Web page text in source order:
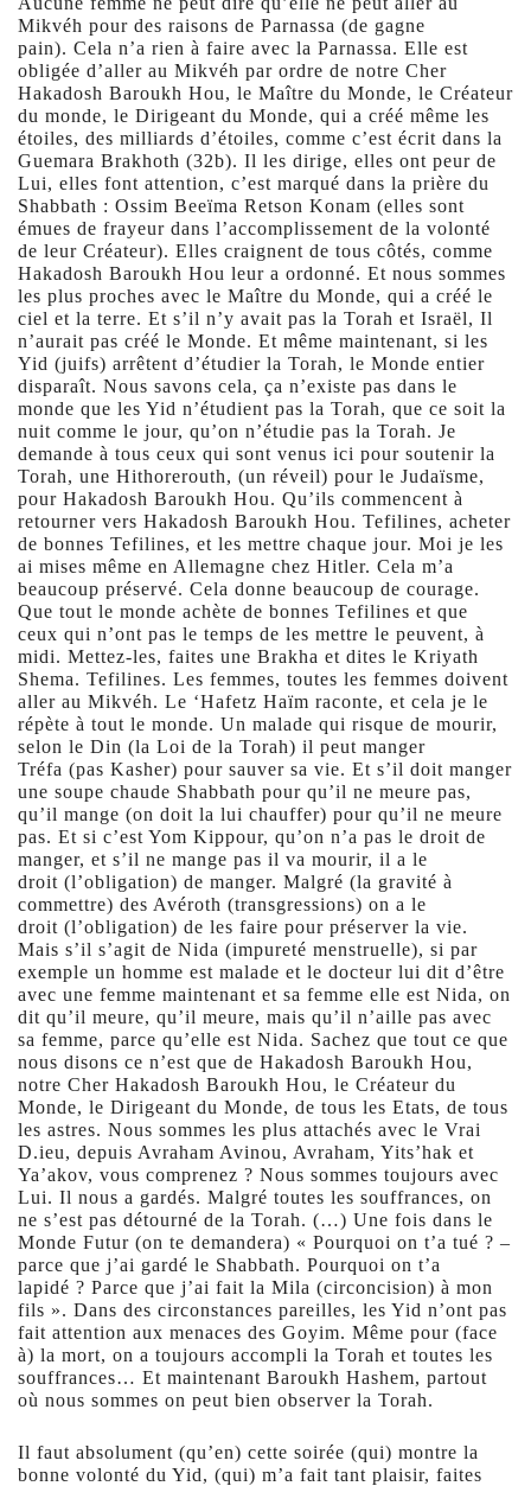
Mikvéh pour des raisons de Parnassa (de gagne
pain). Cela n’a rien à faire avec la Parnassa. Elle est
obligée d’aller au Mikvéh par ordre de notre Cher
Hakadosh Baroukh Hou, le Maître du Monde, le Créateur
du monde, le Dirigeant du Monde, qui a créé même les
étoiles, des milliards d’étoiles, comme c’est écrit dans la
Guemara Brakhoth (32b). Il les dirige, elles ont peur de
Lui, elles font attention, c’est marqué dans la prière du
Shabbath : Ossim Beeïma Retson Konam (elles sont
émues de frayeur dans l’accomplissement de la volonté
de leur Créateur). Elles craignent de tous côtés, comme
Hakadosh Baroukh Hou leur a ordonné. Et nous sommes
les plus proches avec le Maître du Monde, qui a créé le
ciel et la terre. Et s’il n’y avait pas la Torah et Israël, Il
n’aurait pas créé le Monde. Et même maintenant, si les
Yid (juifs) arrêtent d’étudier la Torah, le Monde entier
disparaît. Nous savons cela, ça n’existe pas dans le
monde que les Yid n’étudient pas la Torah, que ce soit la
nuit comme le jour, qu’on n’étudie pas la Torah. Je
demande à tous ceux qui sont venus ici pour soutenir la
Torah, une Hithorerouth, (un réveil) pour le Judaïsme,
pour Hakadosh Baroukh Hou. Qu’ils commencent à
retourner vers Hakadosh Baroukh Hou. Tefilines, acheter
de bonnes Tefilines, et les mettre chaque jour. Moi je les
ai mises même en Allemagne chez Hitler. Cela m’a
beaucoup préservé. Cela donne beaucoup de courage.
Que tout le monde achète de bonnes Tefilines et que
ceux qui n’ont pas le temps de les mettre le peuvent, à
midi. Mettez-les, faites une Brakha et dites le Kriyath
Shema. Tefilines. Les femmes, toutes les femmes doivent
aller au Mikvéh. Le ‘Hafetz Haïm raconte, et cela je le
répète à tout le monde. Un malade qui risque de mourir,
selon le Din (la Loi de la Torah) il peut manger
Tréfa (pas Kasher) pour sauver sa vie. Et s’il doit manger
une soupe chaude Shabbath pour qu’il ne meure pas,
qu’il mange (on doit la lui chauffer) pour qu’il ne meure
pas. Et si c’est Yom Kippour, qu’on n’a pas le droit de
manger, et s’il ne mange pas il va mourir, il a le
droit (l’obligation) de manger. Malgré (la gravité à
commettre) des Avéroth (transgressions) on a le
droit (l’obligation) de les faire pour préserver la vie.
Mais s’il s’agit de Nida (impureté menstruelle), si par
exemple un homme est malade et le docteur lui dit d’être
avec une femme maintenant et sa femme elle est Nida, on
dit qu’il meure, qu’il meure, mais qu’il n’aille pas avec
sa femme, parce qu’elle est Nida. Sachez que tout ce que
nous disons ce n’est que de Hakadosh Baroukh Hou,
notre Cher Hakadosh Baroukh Hou, le Créateur du
Monde, le Dirigeant du Monde, de tous les Etats, de tous
les astres. Nous sommes les plus attachés avec le Vrai
D.ieu, depuis Avraham Avinou, Avraham, Yits’hak et
Ya’akov, vous comprenez ? Nous sommes toujours avec
Lui. Il nous a gardés. Malgré toutes les souffrances, on
ne s’est pas détourné de la Torah. (…) Une fois dans le
Monde Futur (on te demandera) « Pourquoi on t’a tué ? –
parce que j’ai gardé le Shabbath. Pourquoi on t’a
lapidé ? Parce que j’ai fait la Mila (circoncision) à mon
fils ». Dans des circonstances pareilles, les Yid n’ont pas
fait attention aux menaces des Goyim. Même pour (face
à) la mort, on a toujours accompli la Torah et toutes les
souffrances… Et maintenant Baroukh Hashem, partout
où nous sommes on peut bien observer la Torah.
Il faut absolument (qu’en) cette soirée (qui) montre la
bonne volonté du Yid, (qui) m’a fait tant plaisir, faites